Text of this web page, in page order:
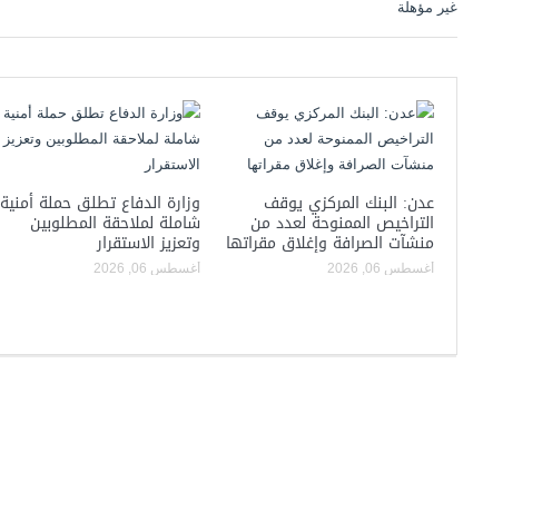
عدن: البنك المركزي يوقف
التراخيص الممنوحة لعدد من
منشآت الصرافة وإغلاق مقراتها
أغسطس 06, 2026
وزارة الدفاع تطلق حملة أمنية
شاملة لملاحقة المطلوبين
وتعزيز الاستقرار
أغسطس 06, 2026